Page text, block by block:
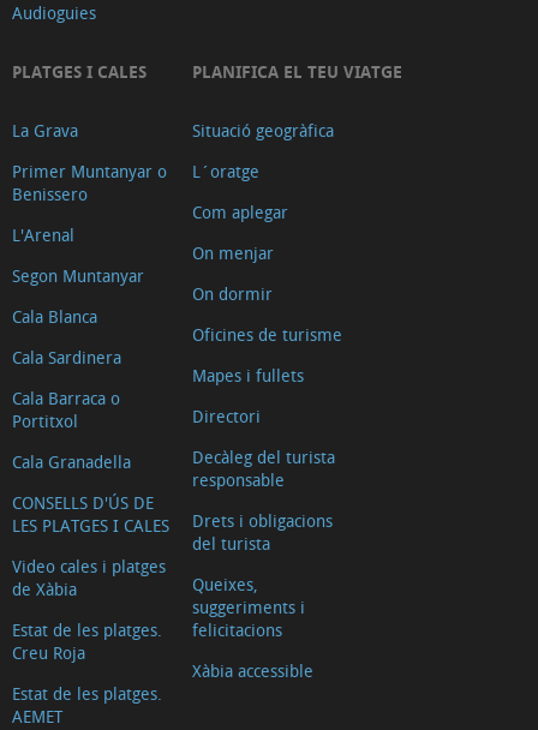
Audioguies
PLATGES I CALES
La Grava
Primer Muntanyar o
Benissero
L'Arenal
Segon Muntanyar
Cala Blanca
Cala Sardinera
Cala Barraca o
Portitxol
Cala Granadella
CONSELLS D'ÚS DE
LES PLATGES I CALES
Video cales i platges
de Xàbia
Estat de les platges.
Creu Roja
Estat de les platges.
AEMET
PLANIFICA EL TEU VIATGE
Situació geogràfica
L´oratge
Com aplegar
On menjar
On dormir
Oficines de turisme
Mapes i fullets
Directori
Decàleg del turista
responsable
Drets i obligacions
del turista
Queixes,
suggeriments i
felicitacions
Xàbia accessible